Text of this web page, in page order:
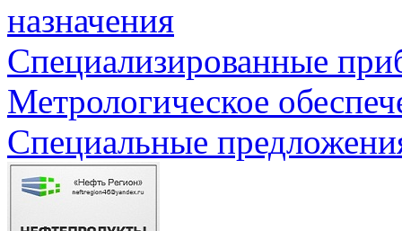
назначения
Специализированные
Метрологическое
Специальные